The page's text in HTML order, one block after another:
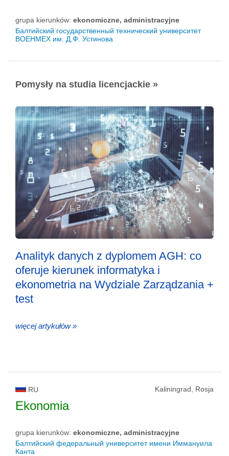
grupa kierunków: ekonomiczne, administracyjne
Балтийский государственный технический университет
ВОЕНМЕХ им. Д.Ф. Устинова
Pomysły na studia licencjackie »
Analityk danych z dyplomem AGH: co
oferuje kierunek informatyka i
ekonometria na Wydziale Zarządzania +
test
więcej artykułów »
RU Kaliningrad, Rosja
Ekonomia
grupa kierunków: ekonomiczne, administracyjne
Балтийский федеральный университет имени Иммануила
Канта